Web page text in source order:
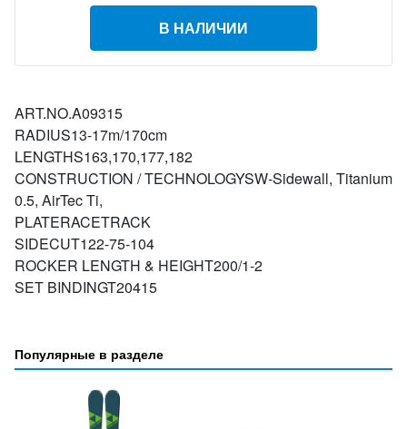
В НАЛИЧИИ
ART.NO.A09315
RADIUS13-17m/170cm
LENGTHS163,170,177,182
CONSTRUCTION / TECHNOLOGYSW-Sidewall, Titanium
0.5, AirTec Ti,
PLATERACETRACK
SIDECUT122-75-104
ROCKER LENGTH & HEIGHT200/1-2
SET BINDINGT20415
Популярные в разделе